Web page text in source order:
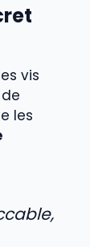
vis
les